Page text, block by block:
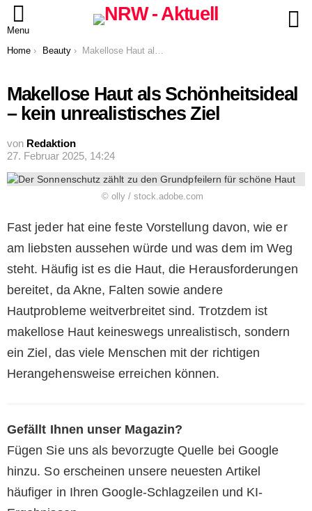
Menu
You are here:
Home Beauty Makellose Haut als Schönheitsideal – kein unrealistisches Ziel
Makellose Haut als Schönheitsideal
– kein unrealistisches Ziel
von Redaktion
27. Februar 2025, 14:24
© olly / stock.adobe.com
Fast jeder hat eine feste Vorstellung davon, wie er
am liebsten aussehen würde und was dem im Weg
steht. Häufig ist es die Haut, die Herausforderungen
bereitet, da Akne, Falten sowie andere
Hautprobleme weitverbreitet sind. Trotzdem ist
makellose Haut keineswegs unrealistisch, sondern
ein Ziel, das viele Menschen mit der richtigen
Herangehensweise erreichen können.
Gefällt Ihnen unser Magazin?
Fügen Sie uns als bevorzugte Quelle bei Google
hinzu. So erscheinen unsere neuesten Artikel
häufiger in Ihren Google-Schlagzeilen und KI-